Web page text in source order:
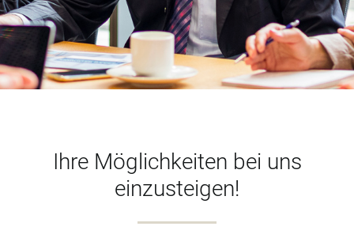
Ihre Möglichkeiten bei uns
einzusteigen!